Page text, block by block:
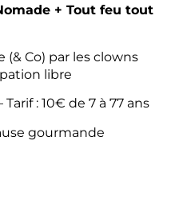
+ Tout feu tout
Co) par les clowns
libre
: 10€ de 7 à 77 ans
gourmande